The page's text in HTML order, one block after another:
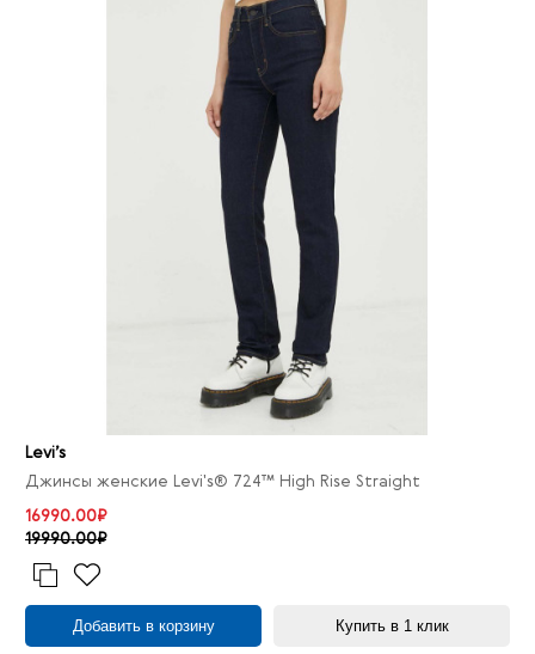
Levi’s
Джинсы женские Levi's® 724™ High Rise Straight
16990.00₽
19990.00₽
Добавить в корзину Купить в 1 клик